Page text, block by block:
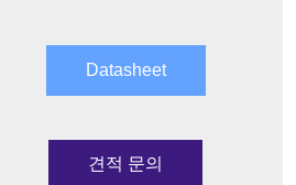
Datasheet
견적 문의